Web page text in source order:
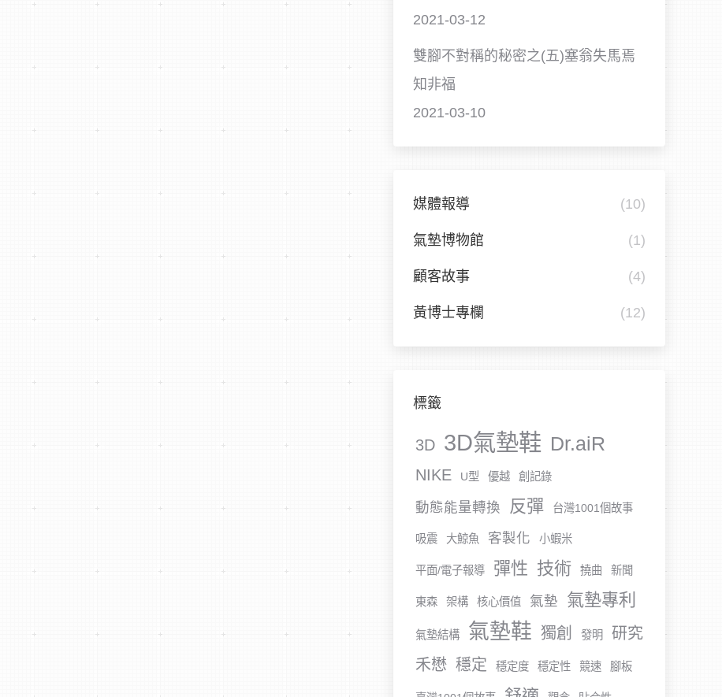
2021-03-12
雙腳不對稱的秘密之(五)塞翁失馬焉
知非福
2021-03-10
媒體報導 (10)
氣墊博物館 (1)
顧客故事 (4)
黃博士專欄 (12)
標籤
3D 3D氣墊鞋 Dr.aiR
NIKE U型 優越 創記錄
動態能量轉換 反彈 台灣1001個故事
吸震 大鯨魚 客製化 小蝦米
平面/電子報導 彈性 技術 撓曲 新聞
東森 架構 核心價值 氣墊 氣墊專利
氣墊結構 氣墊鞋 獨創 發明
研究
禾懋 穩定 穩定度 穩定性 競速 腳板